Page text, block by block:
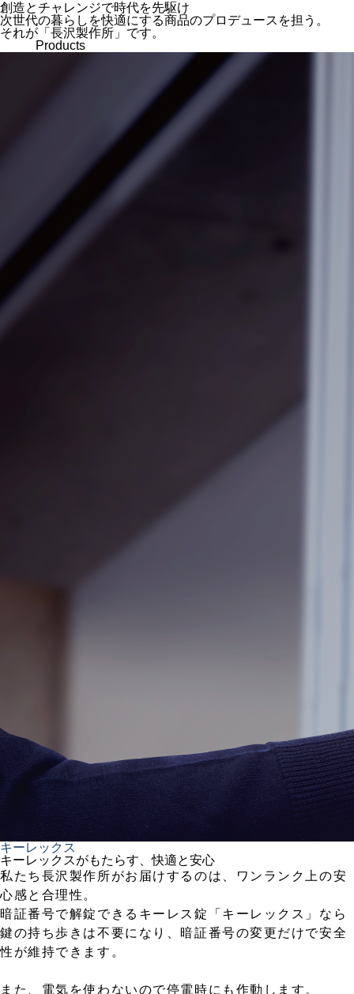
創造とチャレンジで時代を先駆け
次世代の暮らしを快適にする商品のプロデュースを担う。
それが「長沢製作所」です。
Products
キーレックス
キーレックスがもたらす、快適と安心
私たち長沢製作所がお届けするのは、ワンランク上の安
心感と合理性。
暗証番号で解錠できるキーレス錠「キーレックス」なら
鍵の持ち歩きは不要になり、暗証番号の変更だけで安全
性が維持できます。
また、電気を使わないので停電時にも作動します。